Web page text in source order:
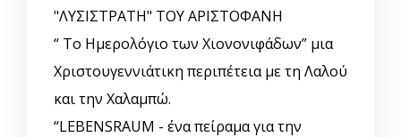
"ΛΥΣΙΣΤΡΑΤΗ" ΤΟΥ ΑΡΙΣΤΟΦΑΝΗ
“ Το Ημερολόγιο των Χιονονιφάδων” μια
Χριστουγεννιάτικη περιπέτεια με τη Λαλού
και την Χαλαμπώ.
“LEBENSRAUM - ένα πείραμα για την